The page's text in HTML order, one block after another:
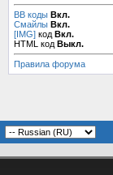
BB коды Вкл.
Смайлы Вкл.
[IMG] код Вкл.
HTML код Выкл.
Правила форума